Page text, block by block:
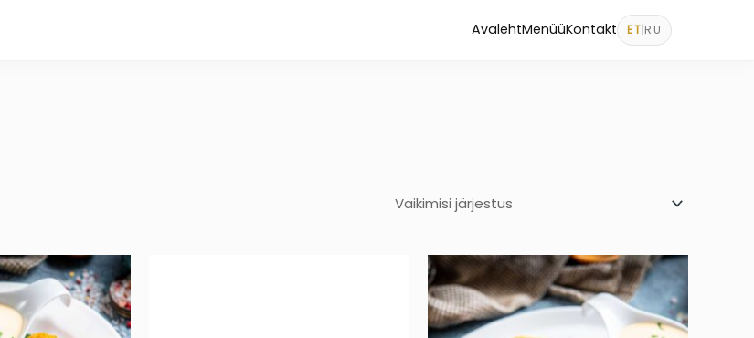
AvalehtMenüüKontakt ET RU